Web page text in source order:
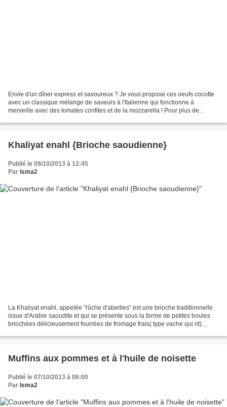
Envie d'un dîner express et savoureux ? Je vous propose ces oeufs cocotte
avec un classique mélange de saveurs à l'Italienne qui fonctionne à
merveille avec des tomates confites et de la mozzarella ! Pour plus de
Khaliyat enahl {Brioche saoudienne}
Publié le 09/10/2013 à 12:45
Par Isma2
La Khaliyat enahl, appelée "rûche d'abeilles" est une brioche traditionnelle
issue d'Arabie saoudite et qui se présente sous la forme de petites boules
briochées délicieusement fourrées de fromage frais( type vache qui rit)
Muffins aux pommes et à l'huile de noisette
Publié le 07/10/2013 à 06:00
Par Isma2